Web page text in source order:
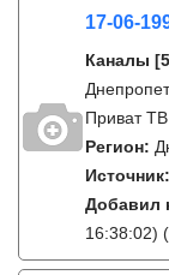
17-06-
Каналы
Приват
Регион:
Источник:
Добавил
16:38:02)